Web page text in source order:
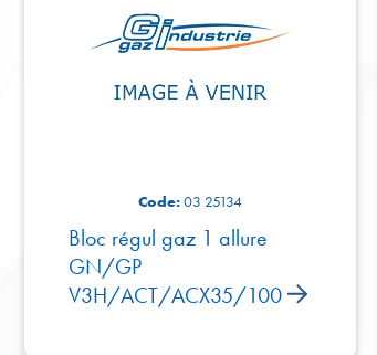
Code:03 25134
Bloc régul gaz 1 allure
GN/GP
V3H/ACT/ACX35/100